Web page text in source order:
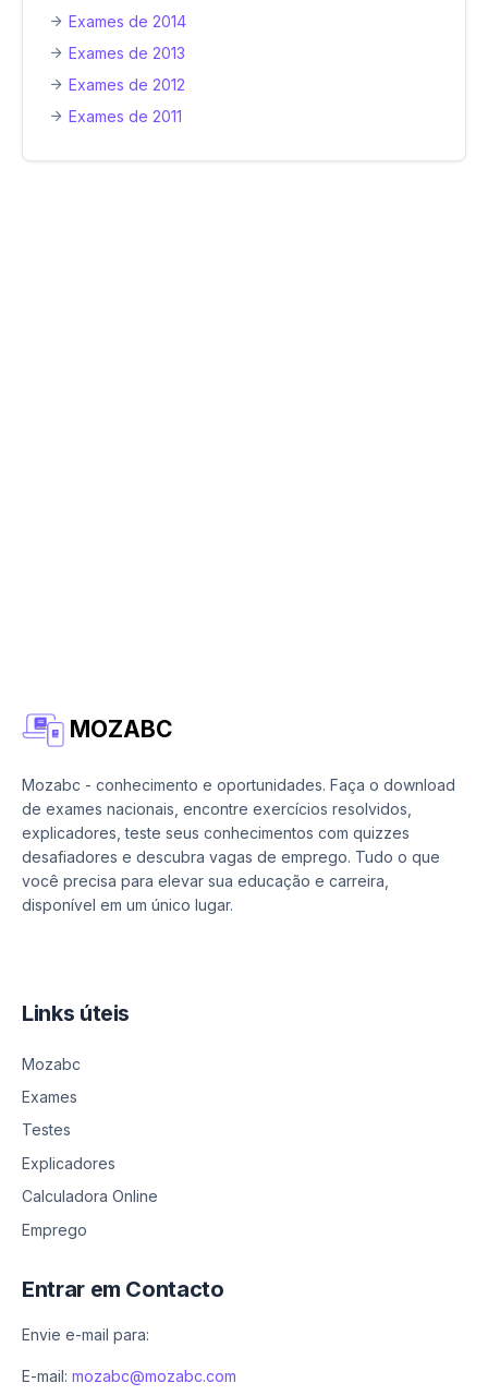
Exames de 2014
Exames de 2013
Exames de 2012
Exames de 2011
MOZABC
Mozabc - conhecimento e oportunidades. Faça o download
de exames nacionais, encontre exercícios resolvidos,
explicadores, teste seus conhecimentos com quizzes
desafiadores e descubra vagas de emprego. Tudo o que
você precisa para elevar sua educação e carreira,
disponível em um único lugar.
Links úteis
Mozabc
Exames
Testes
Explicadores
Calculadora Online
Emprego
Entrar em Contacto
Envie e-mail para:
E-mail: mozabc@mozabc.com